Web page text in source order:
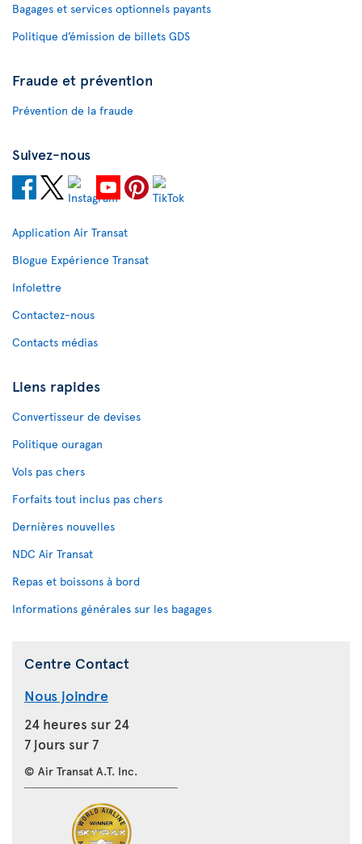
Bagages et services optionnels payants
Politique d’émission de billets GDS
Fraude et prévention
Prévention de la fraude
Suivez-nous
Application Air Transat
Blogue Expérience Transat
Infolettre
Contactez-nous
Contacts médias
Liens rapides
Convertisseur de devises
Politique ouragan
Vols pas chers
Forfaits tout inclus pas chers
Dernières nouvelles
NDC Air Transat
Repas et boissons à bord
Informations générales sur les bagages
Centre Contact
Nous joindre
24 heures sur 24
7 jours sur 7
© Air Transat A.T. Inc.